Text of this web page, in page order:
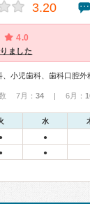
3.20
4.0
ました
、小児歯科、歯科口腔外
7月： 34 | 6月：
水
● ●
● ●